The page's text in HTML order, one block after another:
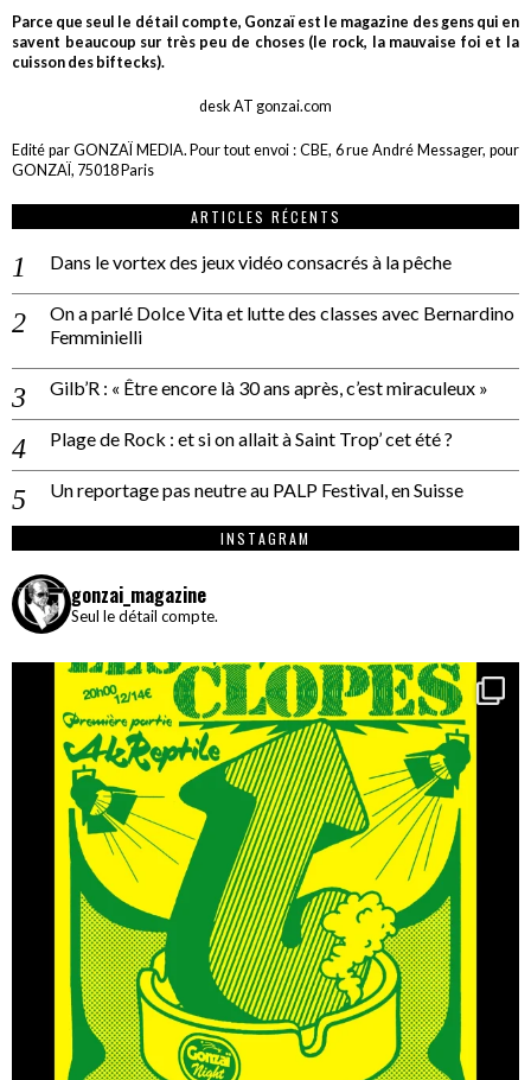
Parce que seul le détail compte, Gonzaï est le magazine des gens qui en
savent beaucoup sur très peu de choses (le rock, la mauvaise foi et la
cuisson des biftecks).
desk AT gonzai.com
Edité par GONZAÏ MEDIA. Pour tout envoi : CBE, 6 rue André Messager, pour
GONZAÏ, 75018 Paris
ARTICLES RÉCENTS
Dans le vortex des jeux vidéo consacrés à la pêche
On a parlé Dolce Vita et lutte des classes avec Bernardino
Femminielli
Gilb’R : « Être encore là 30 ans après, c’est miraculeux »
Plage de Rock : et si on allait à Saint Trop’ cet été ?
Un reportage pas neutre au PALP Festival, en Suisse
INSTAGRAM
gonzai_magazine
Seul le détail compte.